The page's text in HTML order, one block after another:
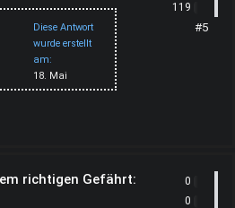
und Pflege im Allt...
Diese Antwort
wurde erstellt
am:
18. Mai
119
#5
richtigen Gefährt:
0
0